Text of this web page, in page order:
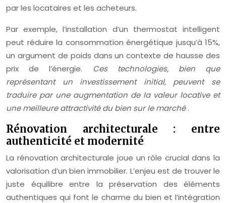
par les locataires et les acheteurs.
Par exemple, l’installation d’un thermostat intelligent
peut réduire la consommation énergétique jusqu’à 15%,
un argument de poids dans un contexte de hausse des
prix de l’énergie. Ces technologies, bien que
représentant un investissement initial, peuvent se
traduire par une augmentation de la valeur locative et
une meilleure attractivité du bien sur le marché.
Rénovation architecturale : entre
authenticité et modernité
La rénovation architecturale joue un rôle crucial dans la
valorisation d’un bien immobilier. L’enjeu est de trouver le
juste équilibre entre la préservation des éléments
authentiques qui font le charme du bien et l’intégration